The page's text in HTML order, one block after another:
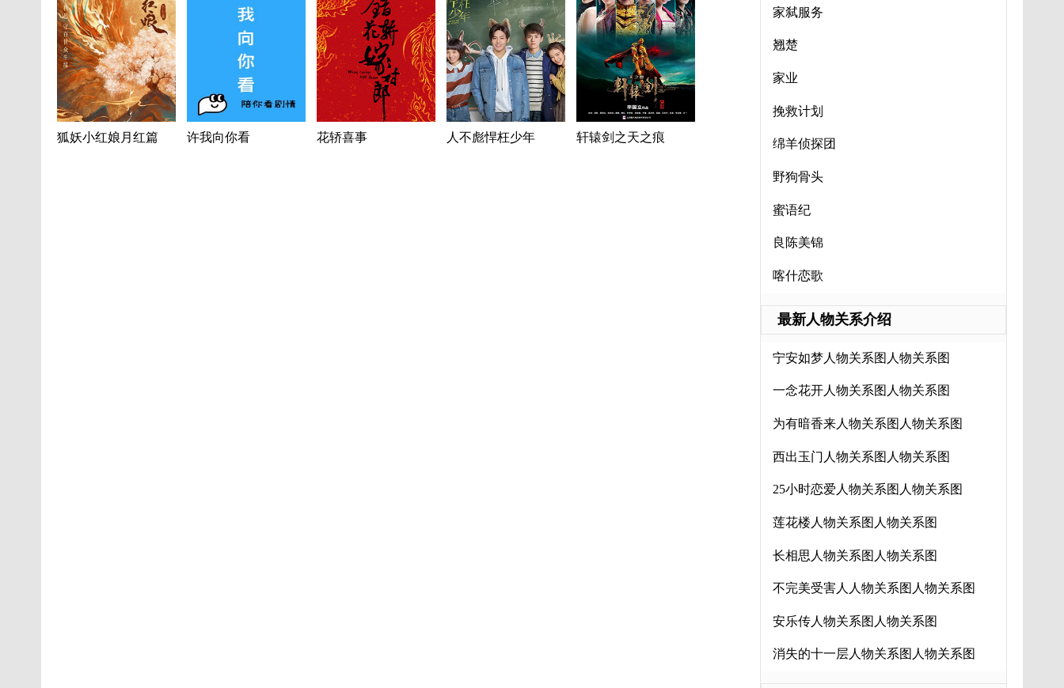
狐妖小红娘月红篇 许我向你看 花轿喜事 人不彪悍枉少年 轩辕剑之天之痕
家弑服务
翘楚
家业
挽救计划
绵羊侦探团
野狗骨头
蜜语纪
良陈美锦
喀什恋歌
最新人物关系介绍
宁安如梦人物关系图人物关系图
一念花开人物关系图人物关系图
为有暗香来人物关系图人物关系图
西出玉门人物关系图人物关系图
25小时恋爱人物关系图人物关系图
莲花楼人物关系图人物关系图
长相思人物关系图人物关系图
不完美受害人人物关系图人物关系图
安乐传人物关系图人物关系图
消失的十一层人物关系图人物关系图